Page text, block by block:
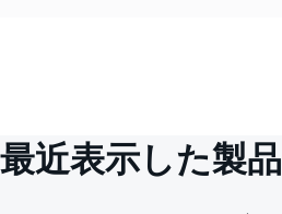
最近表示した製品